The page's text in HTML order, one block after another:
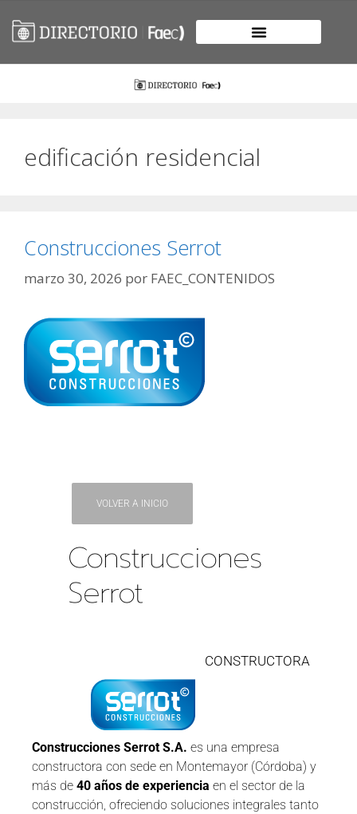
edificación residencial
Construcciones Serrot
marzo 30, 2026 por FAEC_CONTENIDOS
VOLVER A INICIO
Construcciones
Serrot
CONSTRUCTORA
Construcciones Serrot S.A. es una empresa
constructora con sede en Montemayor (Córdoba) y
más de 40 años de experiencia en el sector de la
construcción, ofreciendo soluciones integrales tanto